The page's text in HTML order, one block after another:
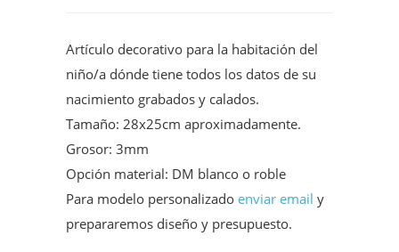
Artículo decorativo para la habitación del
niño/a dónde tiene todos los datos de su
nacimiento grabados y calados.
Tamaño: 28x25cm aproximadamente.
Grosor: 3mm
Opción material: DM blanco o roble
Para modelo personalizado enviar email y
prepararemos diseño y presupuesto.